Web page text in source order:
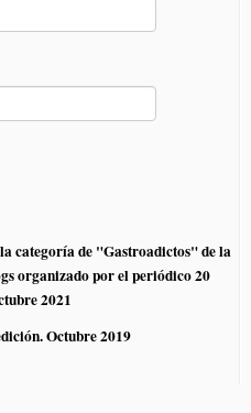
categoría de "Gastroadictos" de la
organizado por el periódico 20
2021
Octubre 2019